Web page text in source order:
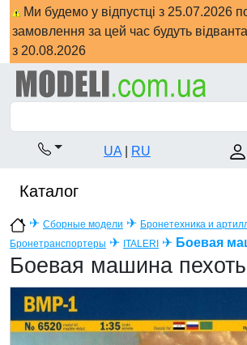
Ми будемо у відпустці з 25.07.2026
замовлення за цей час будуть
з 20.08.2026
UA RU
Каталог
✈ Сборные модели ✈ Бронетехника и
Бронетранспортеры ✈ ITALERI ✈ Боевая
Боевая машина